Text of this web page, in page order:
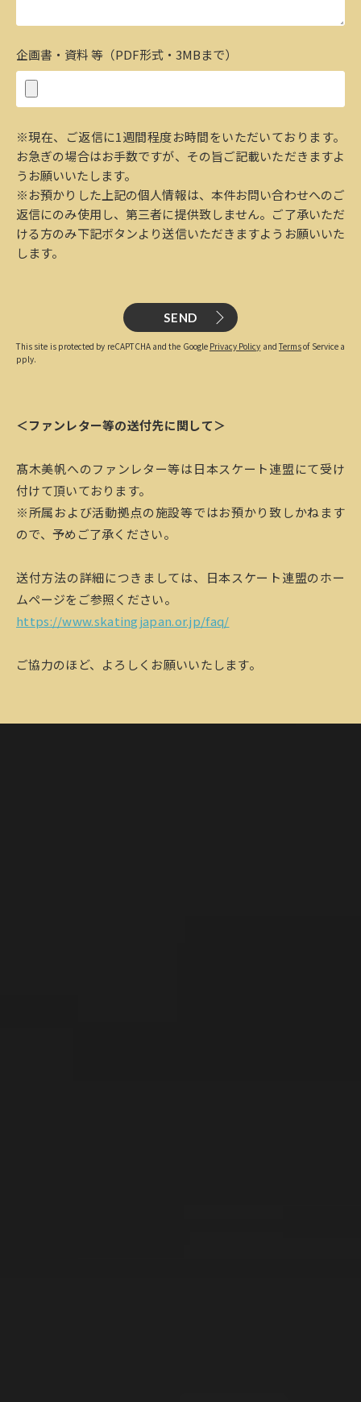
企画書・資料 等（PDF形式・3MBまで）
※現在、ご返信に1週間程度お時間をいただいております。
お急ぎの場合はお手数ですが、その旨ご記載いただきますよ
うお願いいたします。
※お預かりした上記の個人情報は、本件お問い合わせへのご
返信にのみ使用し、第三者に提供致しません。ご了承いただ
ける方のみ下記ボタンより送信いただきますようお願いいた
します。
SEND
This site is protected by reCAPTCHA and the Google Privacy Policy andTermsof Service a
pply.
＜ファンレター等の送付先に関して＞
髙木美帆へのファンレター等は日本スケート連盟にて受け
付けて頂いております。
※所属および活動拠点の施設等ではお預かり致しかねます
ので、予めご了承ください。
送付方法の詳細につきましては、日本スケート連盟のホー
ムページをご参照ください。
https://www.skatingjapan.or.jp/faq/
ご協力のほど、よろしくお願いいたします。